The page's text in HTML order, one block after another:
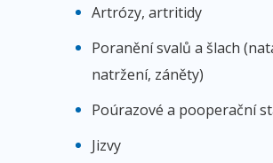
Artrózy, artritidy
Poranění svalů a šlach
natržení, záněty)
Poúrazové a pooperační
Jizvy